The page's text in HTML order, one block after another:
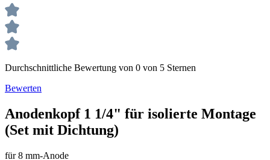
Durchschnittliche Bewertung von 0 von 5 Sternen
Bewerten
Anodenkopf 1 1/4" für isolierte Montage
(Set mit Dichtung)
für 8 mm-Anode